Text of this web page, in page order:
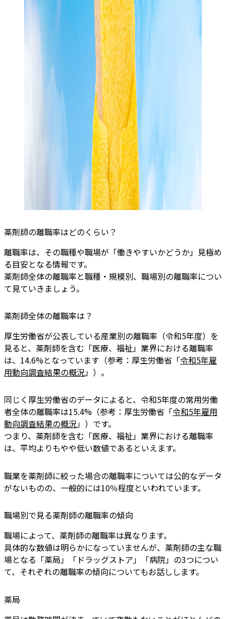
薬剤師の離職率はどのくらい？
離職率は、その職種や職場が「働きやすいかどうか」見極め
る目安となる情報です。
薬剤師全体の離職率と職種・規模別、職場別の離職率につい
て見ていきましょう。
薬剤師全体の離職率は？
厚生労働省が公表している産業別の離職率（令和5年度）を
見ると、薬剤師を含む「医療、福祉」業界における離職率
は、14.6%となっています（参考：厚生労働省「令和5年雇
用動向調査結果の概況」）。
同じく厚生労働省のデータによると、令和5年度の常用労働
者全体の離職率は15.4%（参考：厚生労働省「令和5年雇用
動向調査結果の概況」）です。
つまり、薬剤師を含む「医療、福祉」業界における離職率
は、平均よりもやや低い数値であるといえます。
職業を薬剤師に絞った場合の離職率については公的なデータ
がないものの、一般的には10％程度といわれています。
職場別で見る薬剤師の離職率の傾向
職場によって、薬剤師の離職率は異なります。
具体的な数値は明らかになっていませんが、薬剤師の主な職
場となる「薬局」「ドラッグストア」「病院」の3つについ
て、それぞれの離職率の傾向についてもお話しします。
薬局